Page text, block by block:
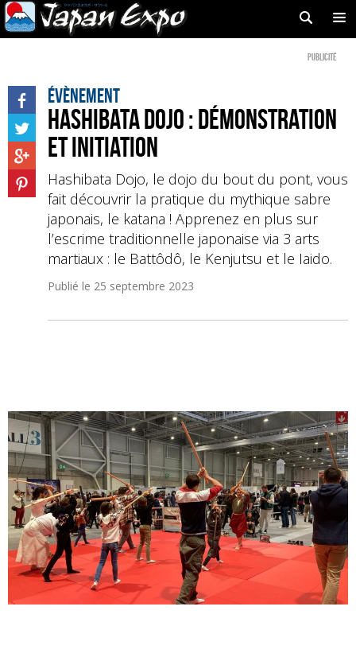
Publicité
Évènement
Hashibata Dojo : démonstration
et initiation
Hashibata Dojo, le dojo du bout du pont, vous
fait découvrir la pratique du mythique sabre
japonais, le katana ! Apprenez en plus sur
l’escrime traditionnelle japonaise via 3 arts
martiaux : le Battôdô, le Kenjutsu et le Iaido.
Publié le 25 septembre 2023